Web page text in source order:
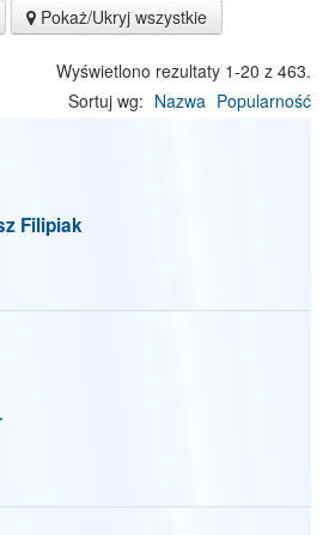
Pokaż/Ukryj wszystkie
Wyświetlono rezultaty 1-20 z 463.
Sortuj wg: Nazwa Popularność
Filipiak